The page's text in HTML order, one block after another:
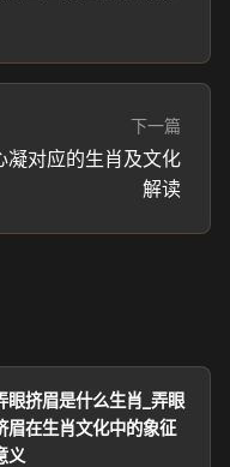
下一篇
凝对应的生肖及文化
解读
眼挤眉是什么生肖_弄眼
眉在生肖文化中的象征
义